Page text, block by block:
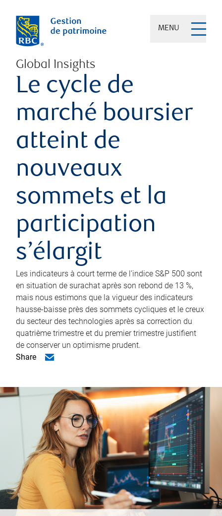
MENU
Global Insights
Le cycle de
marché boursier
atteint de
nouveaux
sommets et la
participation
s’élargit
Les indicateurs à court terme de l’indice S&P 500 sont
en situation de surachat après son rebond de 13 %,
mais nous estimons que la vigueur des indicateurs
hausse-baisse près des sommets cycliques et le creux
du secteur des technologies après sa correction du
quatrième trimestre et du premier trimestre justifient
de conserver un optimisme prudent.
Share